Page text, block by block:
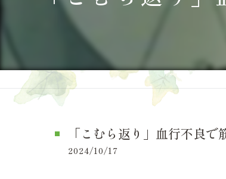
「こむら返り」血行不良
2024/10/17